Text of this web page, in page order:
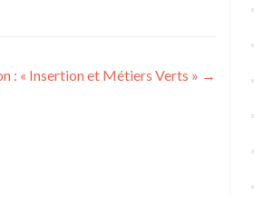
: « Insertion et Métiers Verts » →